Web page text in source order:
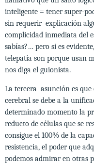
inteligente = tener super-
sin requerir explicación
complicidad inmediata del
sabías?… pero si es
telepatía son porque usan
nos diga el guionista.
La tercera asunción es
cerebral se debe a la
determinado momento la
reducto de células que se
consigue el 100% de la
resistencia, el poder que
podemos admirar en otras